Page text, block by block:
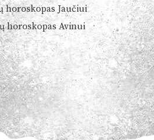
horoskopas Jaučiui
horoskopas Avinui